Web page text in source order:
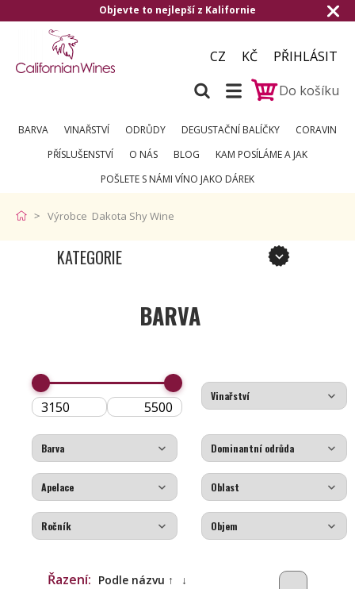
Objevte to nejlepší z Kalifornie
CZ KČ
PŘIHLÁSIT
Do košíku
BARVA VINAŘSTVÍ ODRŮDY DEGUSTAČNÍ BALÍČKY
CORAVIN
PŘÍSLUŠENSTVÍ
O NÁS BLOG
KAM POSÍLÁME A JAK
POŠLETE S NÁMI VÍNO JAKO DÁREK
Výrobce Dakota Shy Wine
KATEGORIE
BARVA
Řazení: Podle názvu ↑
↓